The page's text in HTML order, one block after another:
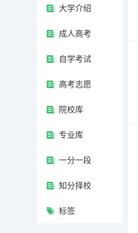
大学介绍
成人高考
自学考试
高考志愿
院校库
专业库
一分一段
知分择校
标签